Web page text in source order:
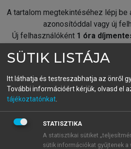
A tartalom megtekintéséhez lépj be
azonosítóddal vagy új
Új felhasználóként 1 óra
fiókoddal,vagy hozz
A regisztráció után apróbaidőszak
BELÉPÉS SAJÁT
SÜTIK LISTÁJA
Itt láthatja és testreszabhatja az önről
További információért kérjük, olvasd el
tájékoztatónkat
STATISZTIKA
A statisztikai sütiket
sütik információkat gyűjtenek a